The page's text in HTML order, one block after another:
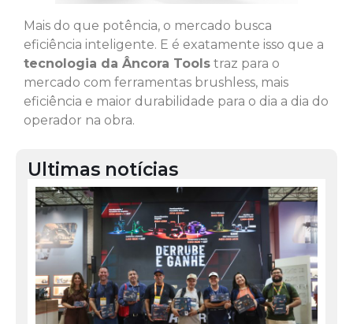
Mais do que potência, o mercado busca
eficiência inteligente. E é exatamente isso que a
tecnologia da Âncora Tools traz para o
mercado com ferramentas brushless, mais
eficiência e maior durabilidade para o dia a dia do
operador na obra.
Ultimas notícias